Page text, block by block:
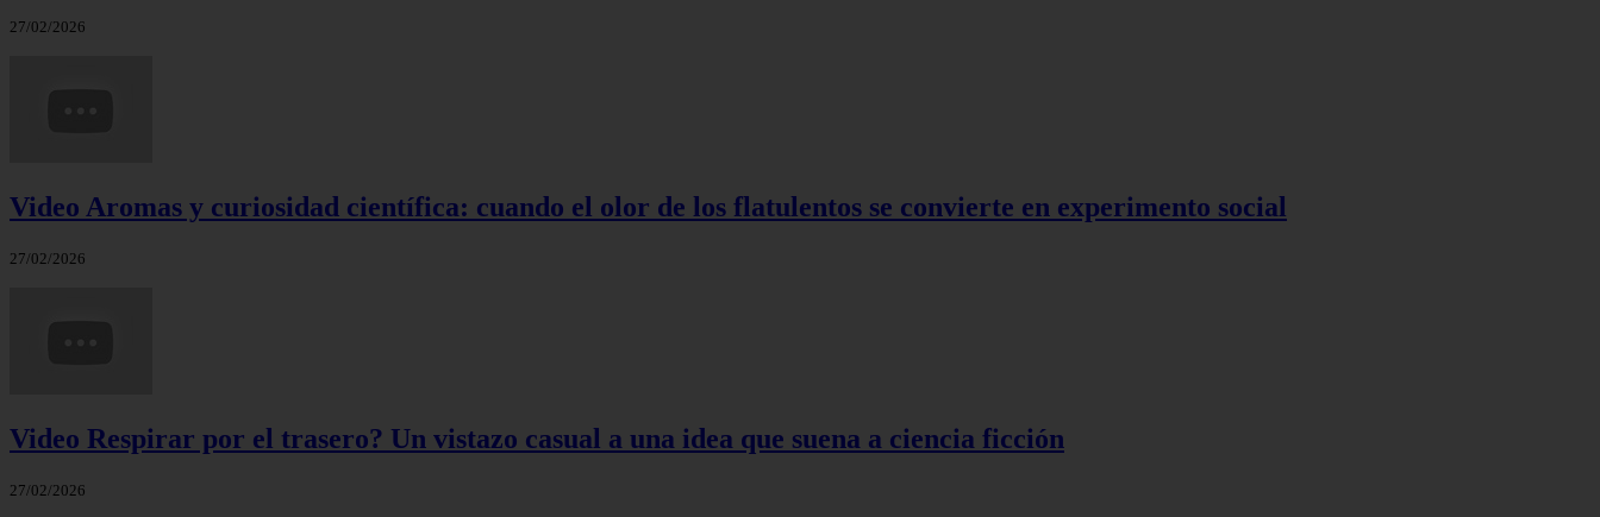
27/02/2026
Video Aromas y curiosidad científica: cuando el olor de los flatulentos se convierte en experimento social
27/02/2026
Video Respirar por el trasero? Un vistazo casual a una idea que suena a ciencia ficción
27/02/2026